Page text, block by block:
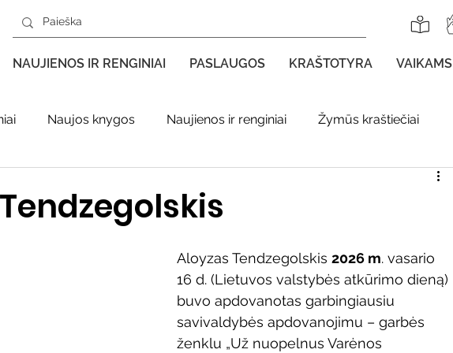
NAUJIENOS IR RENGINIAI PASLAUGOS KRAŠTOTYRA VAIKAMS
Naujos knygos Naujienos ir renginiai Žymūs kraštiečiai
Kilnojamos parodos
Literatų klubo veikla Naujos knygos vaikams
Aloyzas Tendzegolskis 2026 m. vasario
16 d. (Lietuvos valstybės atkūrimo dieną)
buvo apdovanotas garbingiausiu
savivaldybės apdovanojimu – garbės
ženklu „Už nuopelnus Varėnos